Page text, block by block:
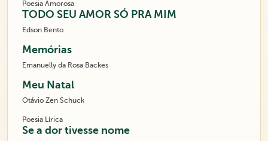
Poesia Amorosa
TODO SEU AMOR SÓ PRA MIM
Edson Bento
Memórias
Emanuelly da Rosa Backes
Meu Natal
Otávio Zen Schuck
Poesia Lírica
Se a dor tivesse nome